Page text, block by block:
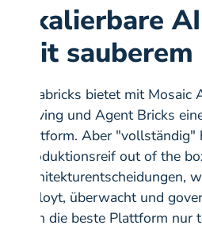
Skalierbare
mit
Databricks bietet mit
Serving und Agent Bricks
Plattform. Aber
"produktionsreif out of the
Architekturentscheidungen,
deployt, überwacht und
auch die beste Plattform nur